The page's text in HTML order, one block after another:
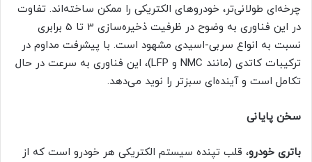
چرخه‌ای طولانی‌تر، خودروهای الکتریکی را ممکن ساخته‌اند. تفاوت
در این فناوری به وضوح در ظرفیت ذخیره‌سازی 3 تا 5 برابری
نسبت به انواع سربی-اسیدی مشهود است. با پیشرفت مداوم در
ترکیبات کاتدی (مانند NMC و LFP)، این فناوری به سرعت در حال
تکامل است و آینده‌ای سبزتر را نوید می‌دهد.
سخن پایانی
باتری خودرو، قلب تپنده سیستم الکتریکی هر خودرو است که از